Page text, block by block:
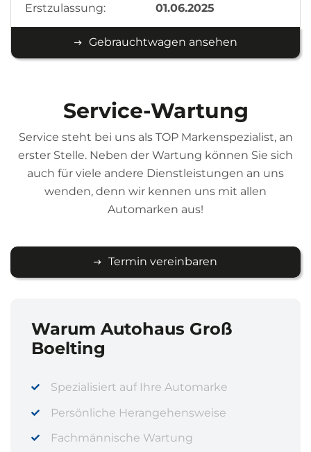
Erstzulassung:
01.06.2025
Gebrauchtwagen ansehen
Service-Wartung
Service steht bei uns als TOP Markenspezialist, an
erster Stelle. Neben der Wartung können Sie sich
auch für viele andere Dienstleistungen an uns
wenden, denn wir kennen uns mit allen
Automarken aus!
Termin vereinbaren
Warum Autohaus Groß
Boelting
Spezialisiert auf Ihre Automarke
Persönliche Herangehensweise
Fachmännische Wartung